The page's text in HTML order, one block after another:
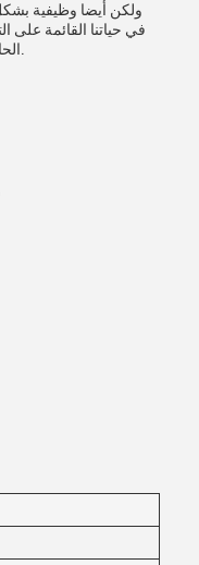
ولكن أيضا وظيفية
في حياتنا القائمة على